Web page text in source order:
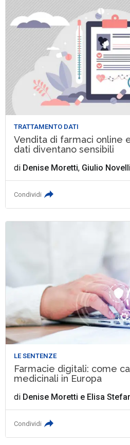
TRATTAMENTO DATI
Vendita di farmaci online
dati diventano sensibili
di Denise Moretti, Giulio
Condividi
LE SENTENZE
Farmacie digitali: come
medicinali in Europa
di Denise Moretti e Elisa
Condividi